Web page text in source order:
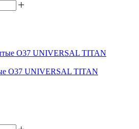
О37 UNIVERSAL TITAN